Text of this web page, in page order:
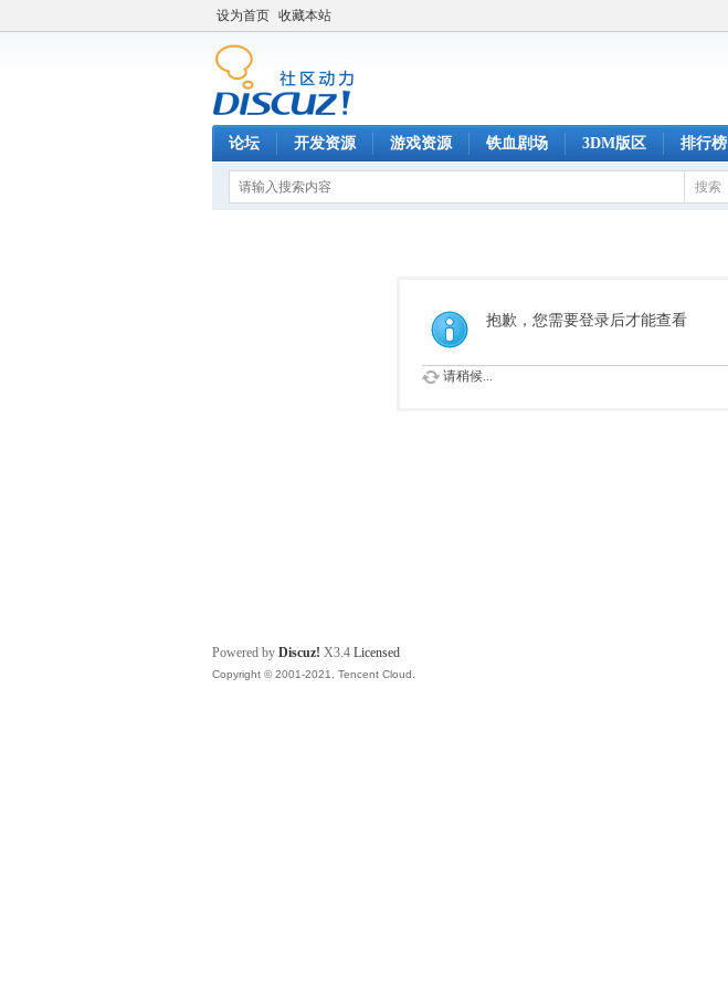
设为首页 收藏本站
论坛 开发资源 游戏资源 铁血剧场 3DM版区 排行榜
搜索
抱歉，您需要登录后才能查看
请稍候...
Powered by Discuz! X3.4 Licensed
Copyright © 2001-2021, Tencent Cloud.